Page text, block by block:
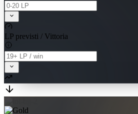
LP previsti / Vittoria